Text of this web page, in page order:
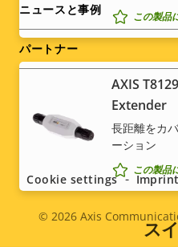
この製品
AXIS
Extender
長距離をカ
ーション
この製品
ス
ニュースと事例
パートナー
Social
menu
Legal
© 2026Axis
Cookie settings